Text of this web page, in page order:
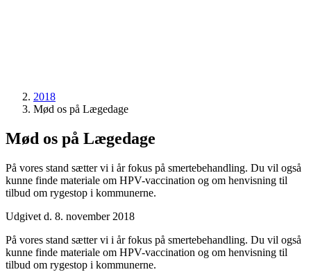
2018
Mød os på Lægedage
Mød os på Lægedage
På vores stand sætter vi i år fokus på smertebehandling. Du vil også
kunne finde materiale om HPV-vaccination og om henvisning til
tilbud om rygestop i kommunerne.
Udgivet d. 8. november 2018
På vores stand sætter vi i år fokus på smertebehandling. Du vil også
kunne finde materiale om HPV-vaccination og om henvisning til
tilbud om rygestop i kommunerne.